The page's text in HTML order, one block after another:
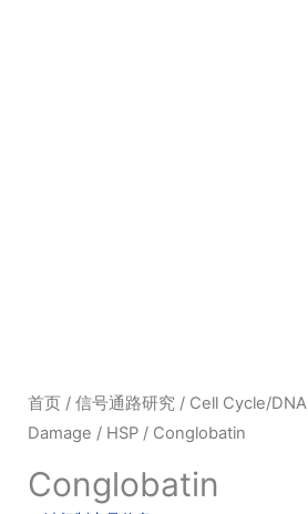
首页/ 信号通路研究/ Cell Cycle/DNA
Damage / HSP/ Conglobatin
Conglobatin